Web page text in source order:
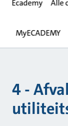
Ecademy Alle
MyECADEMY
4 -